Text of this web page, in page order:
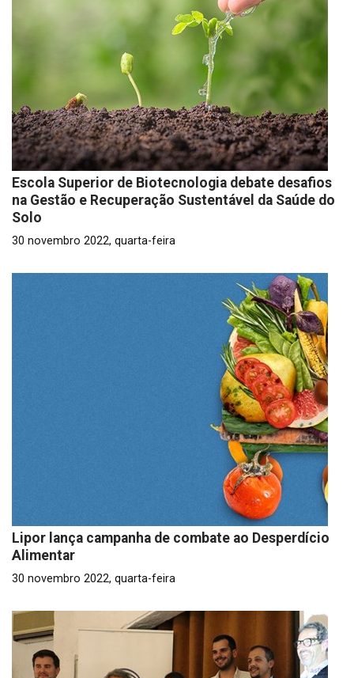
Escola Superior de Biotecnologia debate desafios
na Gestão e Recuperação Sustentável da Saúde do
Solo
30 novembro 2022, quarta-feira
Lipor lança campanha de combate ao Desperdício
Alimentar
30 novembro 2022, quarta-feira